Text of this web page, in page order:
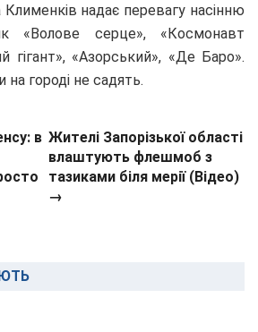
надає перевагу насінню
«Волове серце», «Космонавт
гігант», «Азорський», «Де Баро».
городі не садять.
в Жителі Запорізької області
влаштують флешмоб з
тазиками біля мерії (Відео)
→